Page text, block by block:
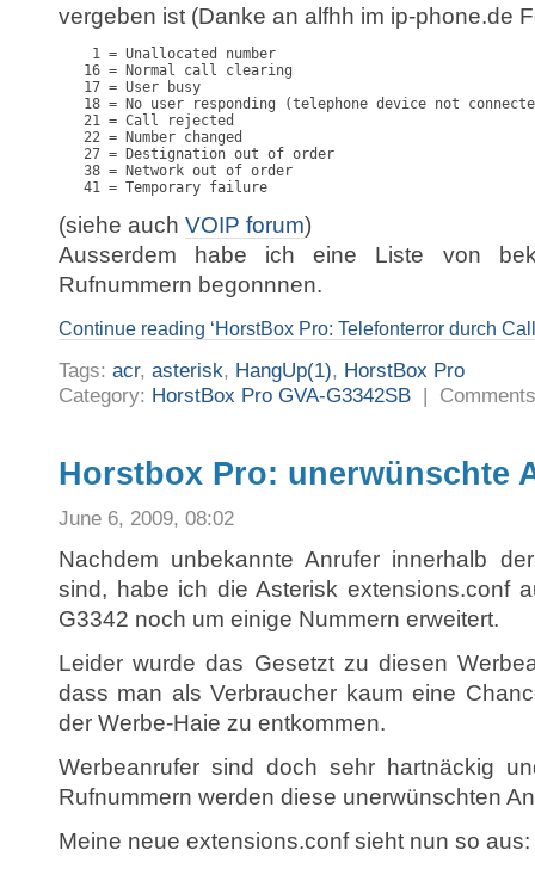
vergeben ist (Danke an alfhh im ip-phone.de
    1 = Unallocated number
   16 = Normal call clearing
   17 = User busy
18 = No user responding (telephone device not
   21 = Call rejected
   22 = Number changed
   27 = Destignation out of order
   38 = Network out of order
   41 = Temporary failure
(siehe auch VOIP forum)
Ausserdem habe ich eine Liste von
Rufnummern begonnnen.
Continue reading ‘HorstBox Pro: Telefonterror durch
Tags: acr, asterisk, HangUp(1), HorstBox Pro
Category: HorstBox Pro GVA-G3342SB |
Horstbox Pro: unerwünschte
June 6, 2009, 08:02
Nachdem unbekannte Anrufer innerhalb
sind, habe ich die Asterisk extensions.conf
G3342 noch um einige Nummern erweitert.
Leider wurde das Gesetzt zu diesen
dass man als Verbraucher kaum eine
der Werbe-Haie zu entkommen.
Werbeanrufer sind doch sehr hartnäckig
Rufnummern werden diese unerwünschten
Meine neue extensions.conf sieht nun so aus: